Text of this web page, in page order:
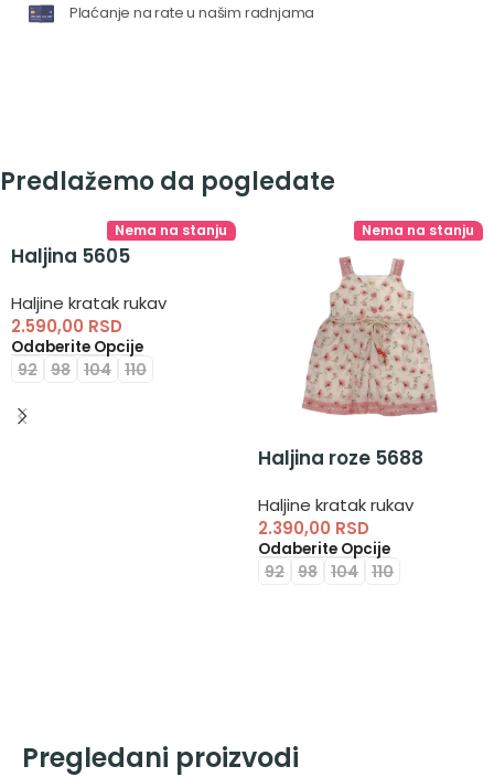
Plaćanje na rate u našim radnjama
Predlažemo da pogledate
Nema na stanju
Haljina 5605
Haljine kratak rukav
2.590,00 RSD
Odaberite Opcije
92 98 104 110
Nema na stanju
Haljina roze 5688
Haljine kratak rukav
2.390,00 RSD
Odaberite Opcije
92 98 104 110
Pregledani proizvodi